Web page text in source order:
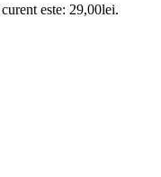
este: 29,00lei.